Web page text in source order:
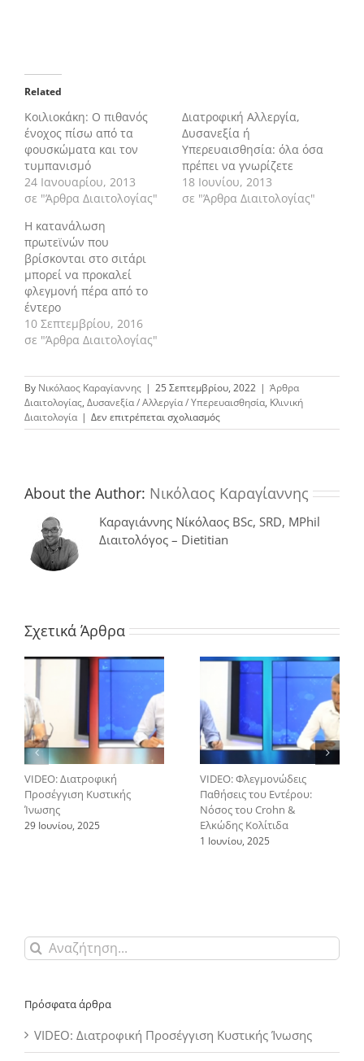
Related
Κοιλιοκάκη: Ο πιθανός
ένοχος πίσω από τα
φουσκώματα και τον
τυμπανισμό
24 Ιανουαρίου, 2013
σε "Άρθρα Διαιτολογίας"
Διατροφική Αλλεργία,
Δυσανεξία ή
Υπερευαισθησία: όλα όσα
πρέπει να γνωρίζετε
18 Ιουνίου, 2013
σε "Άρθρα Διαιτολογίας"
Η κατανάλωση
πρωτεϊνών που
βρίσκονται στο σιτάρι
μπορεί να προκαλεί
φλεγμονή πέρα από το
έντερο
10 Σεπτεμβρίου, 2016
σε "Άρθρα Διαιτολογίας"
By Νικόλαος Καραγίαννης | 25 Σεπτεμβρίου, 2022 | Άρθρα
Διαιτολογίας, Δυσανεξία / Αλλεργία / Υπερευαισθησία, Κλινική
Διαιτολογία | Δεν επιτρέπεται σχολιασμόςστο
Δυσανεξία
Ποιες
Ηλικίες
Εμφανίζεται,
Διάγνωση
&
About the Author: Νικόλαος Καραγίαννης
Καραγιάννης Νίκόλαος BSc, SRD, MPhil
Διαιτολόγος – Dietitian
Σχετικά Άρθρα
VIDEO: Διατροφική
Προσέγγιση Κυστικής
Ίνωσης
29 Ιουνίου, 2025
VIDEO: Φλεγμονώδεις
Παθήσεις του Εντέρου:
Νόσος του Crohn &
Ελκώδης Κολίτιδα
1 Ιουνίου, 2025
Αναζήτηση
για:
Πρόσφατα άρθρα
VIDEO: Διατροφική Προσέγγιση Κυστικής Ίνωσης